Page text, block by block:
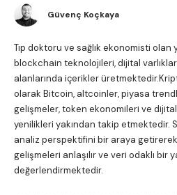
Güvenç Koçkaya
Tıp doktoru ve sağlık ekonomisti
blockchain teknolojileri, dijital
alanlarında içerikler
olarak Bitcoin, altcoinler, piyasa
gelişmeler, token ekonomileri ve
yenilikleri yakından takip etmektedir.
analiz perspektifini bir araya
gelişmeleri anlaşılır ve veri odaklı bir
değerlendirmektedir.